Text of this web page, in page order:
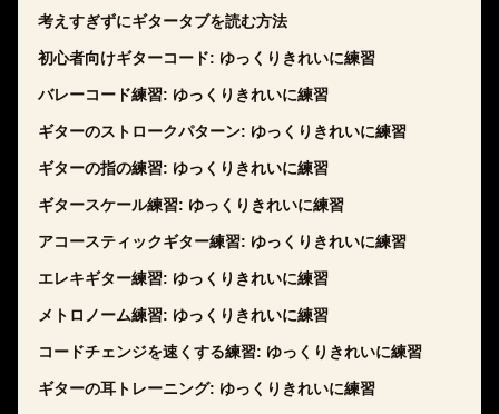
考えすぎずにギタータブを読む方法
初心者向けギターコード: ゆっくりきれいに練習
バレーコード練習: ゆっくりきれいに練習
ギターのストロークパターン: ゆっくりきれいに練習
ギターの指の練習: ゆっくりきれいに練習
ギタースケール練習: ゆっくりきれいに練習
アコースティックギター練習: ゆっくりきれいに練習
エレキギター練習: ゆっくりきれいに練習
メトロノーム練習: ゆっくりきれいに練習
コードチェンジを速くする練習: ゆっくりきれいに練習
ギターの耳トレーニング: ゆっくりきれいに練習